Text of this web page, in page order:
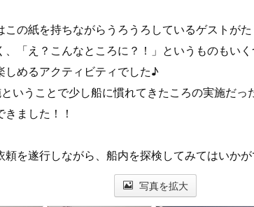
この紙を持ちながらうろうろしているゲストがた
、「え？こんなところに？！」というものもい
しめるアクティビティでした♪
いうことで少し船に慣れてきたころの実施だっ
ました！！
頼を遂行しながら、船内を探検してみてはいかが
写真を拡大